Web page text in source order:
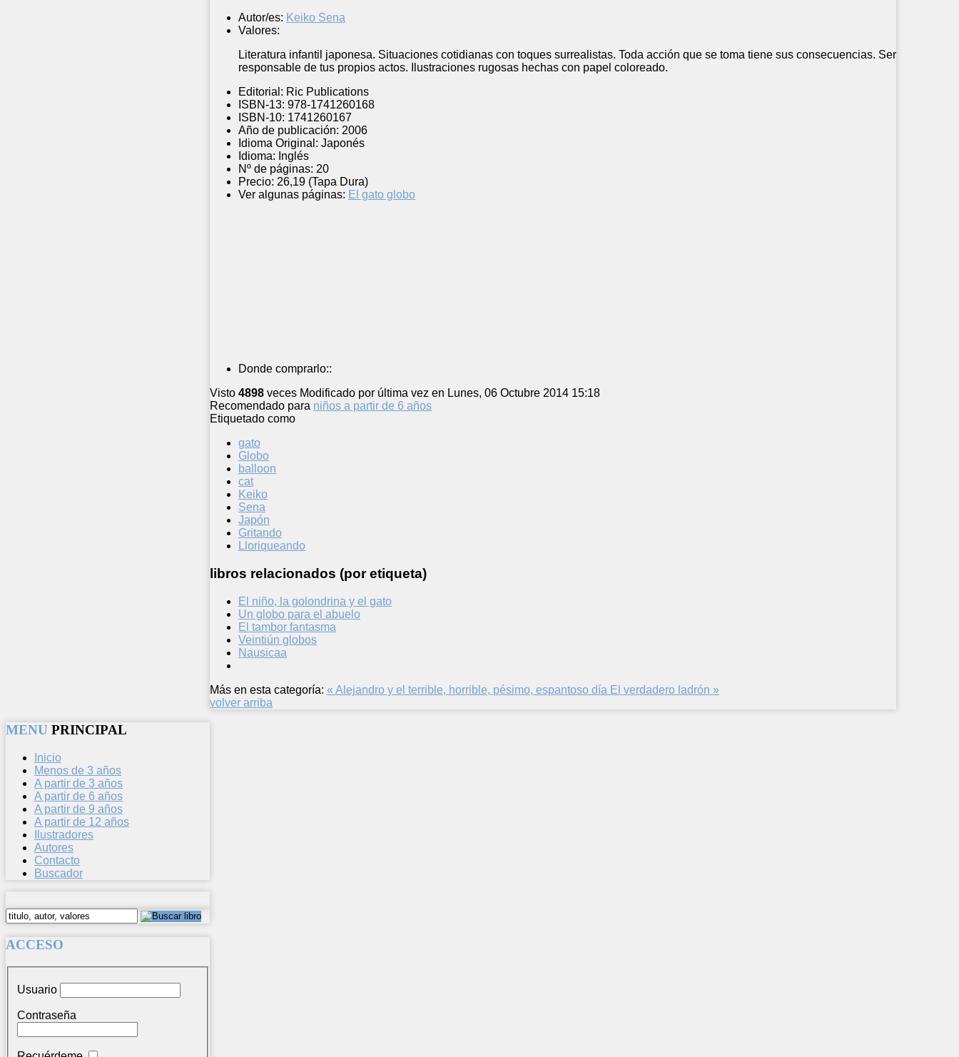
Autor/es: Keiko Sena
Valores:
Literatura infantil japonesa. Situaciones cotidianas con toques surrealistas. Toda acción que se toma tiene sus consecuencias. Ser
responsable de tus propios actos. Ilustraciones rugosas hechas con papel coloreado.
Editorial: Ric Publications
ISBN-13: 978-1741260168
ISBN-10: 1741260167
Año de publicación: 2006
Idioma Original: Japonés
Idioma: Inglés
Nº de páginas: 20
Precio: 26,19 (Tapa Dura)
Ver algunas páginas: El gato globo
Donde comprarlo::
Visto 4898 veces Modificado por última vez en Lunes, 06 Octubre 2014 15:18
Recomendado para niños a partir de 6 años
Etiquetado como
gato
Globo
balloon
cat
Keiko
Sena
Japón
Gritando
Lloriqueando
libros relacionados (por etiqueta)
El niño, la golondrina y el gato
Un globo para el abuelo
El tambor fantasma
Veintiún globos
Nausicaa
Más en esta categoría: « Alejandro y el terrible, horrible, pésimo, espantoso día El verdadero ladrón »
volver arriba
MENU PRINCIPAL
Inicio
Menos de 3 años
A partir de 3 años
A partir de 6 años
A partir de 9 años
A partir de 12 años
Ilustradores
Autores
Contacto
Buscador
ACCESO
Usuario
Contraseña